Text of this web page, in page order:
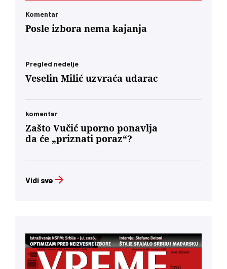
Komentar
Posle izbora nema kajanja
Pregled nedelje
Veselin Milić uzvraća udarac
komentar
Zašto Vučić uporno ponavlja
da će „priznati poraz“?
Vidi sve